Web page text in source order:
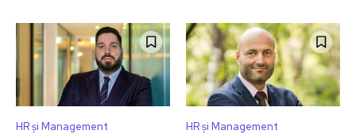
HR și Management HR și Management